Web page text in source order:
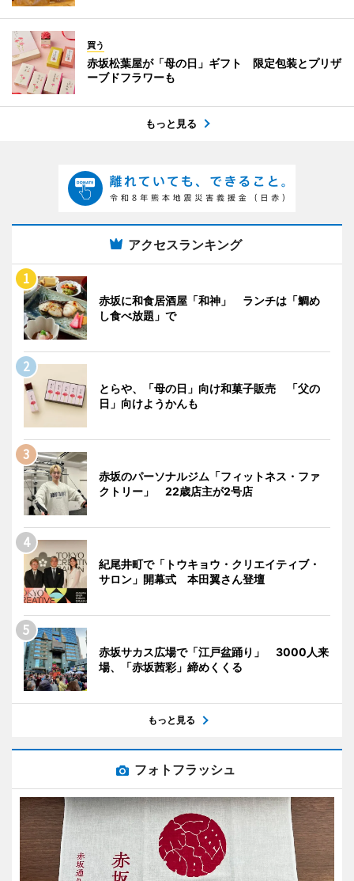
買う
赤坂松葉屋が「母の日」ギフト 限定包装とプリザ
ーブドフラワーも
もっと見る
アクセスランキング
赤坂に和食居酒屋「和神」 ランチは「鯛め
し食べ放題」で
とらや、「母の日」向け和菓子販売 「父の
日」向けようかんも
赤坂のパーソナルジム「フィットネス・ファ
クトリー」 22歳店主が2号店
紀尾井町で「トウキョウ・クリエイティブ・
サロン」開幕式 本田翼さん登壇
赤坂サカス広場で「江戸盆踊り」 3000人来
場、「赤坂茜彩」締めくくる
もっと見る
フォトフラッシュ